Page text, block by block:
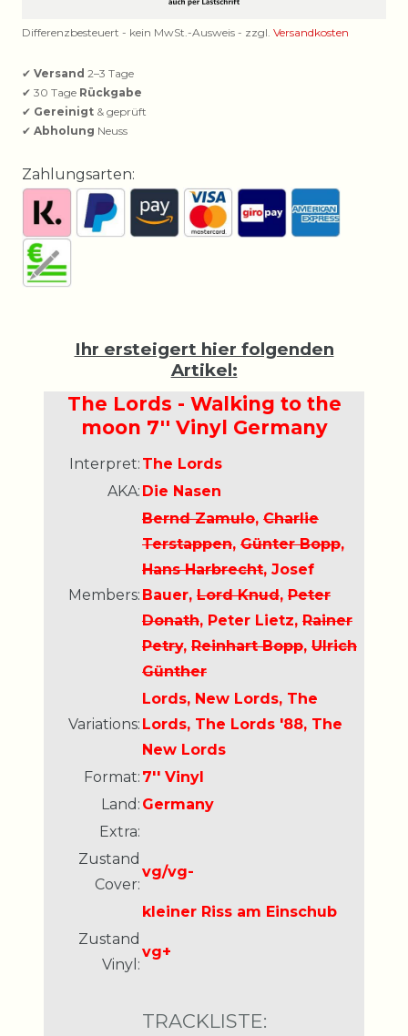
Differenzbesteuert - kein MwSt.-Ausweis - zzgl. Versandkosten
✔ Versand 2–3 Tage
✔ 30 Tage Rückgabe
✔ Gereinigt & geprüft
✔ Abholung Neuss
Zahlungsarten:
Ihr ersteigert hier folgenden
Artikel:
The Lords - Walking to the
moon 7'' Vinyl Germany
Interpret: The Lords
AKA: Die Nasen
Members:
Bernd Zamulo, Charlie
Terstappen, Günter Bopp,
Hans Harbrecht, Josef
Bauer, Lord Knud, Peter
Donath, Peter Lietz, Rainer
Petry, Reinhart Bopp, Ulrich
Günther
Variations:
Lords, New Lords, The
Lords, The Lords '88, The
New Lords
Format: 7'' Vinyl
Land: Germany
Extra:
Zustand
Cover:
vg/vg-
kleiner Riss am Einschub
Zustand
Vinyl:
vg+
TRACKLISTE: